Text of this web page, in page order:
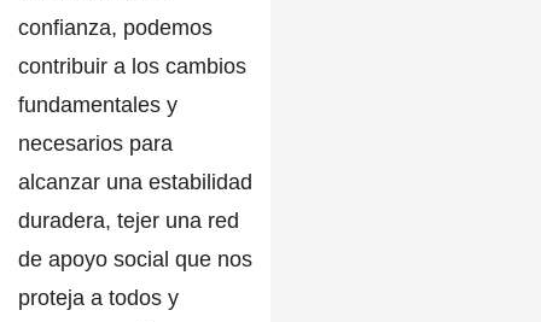
confianza, podemos
contribuir a los cambios
fundamentales y
necesarios para
alcanzar una estabilidad
duradera, tejer una red
de apoyo social que nos
proteja a todos y